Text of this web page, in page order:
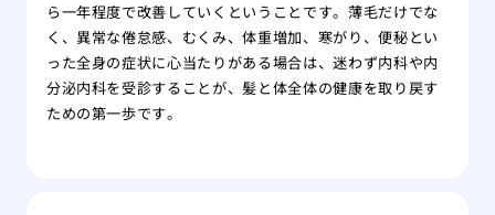
ら一年程度で改善していくということです。薄毛だけでな
く、異常な倦怠感、むくみ、体重増加、寒がり、便秘とい
った全身の症状に心当たりがある場合は、迷わず内科や内
分泌内科を受診することが、髪と体全体の健康を取り戻す
ための第一歩です。